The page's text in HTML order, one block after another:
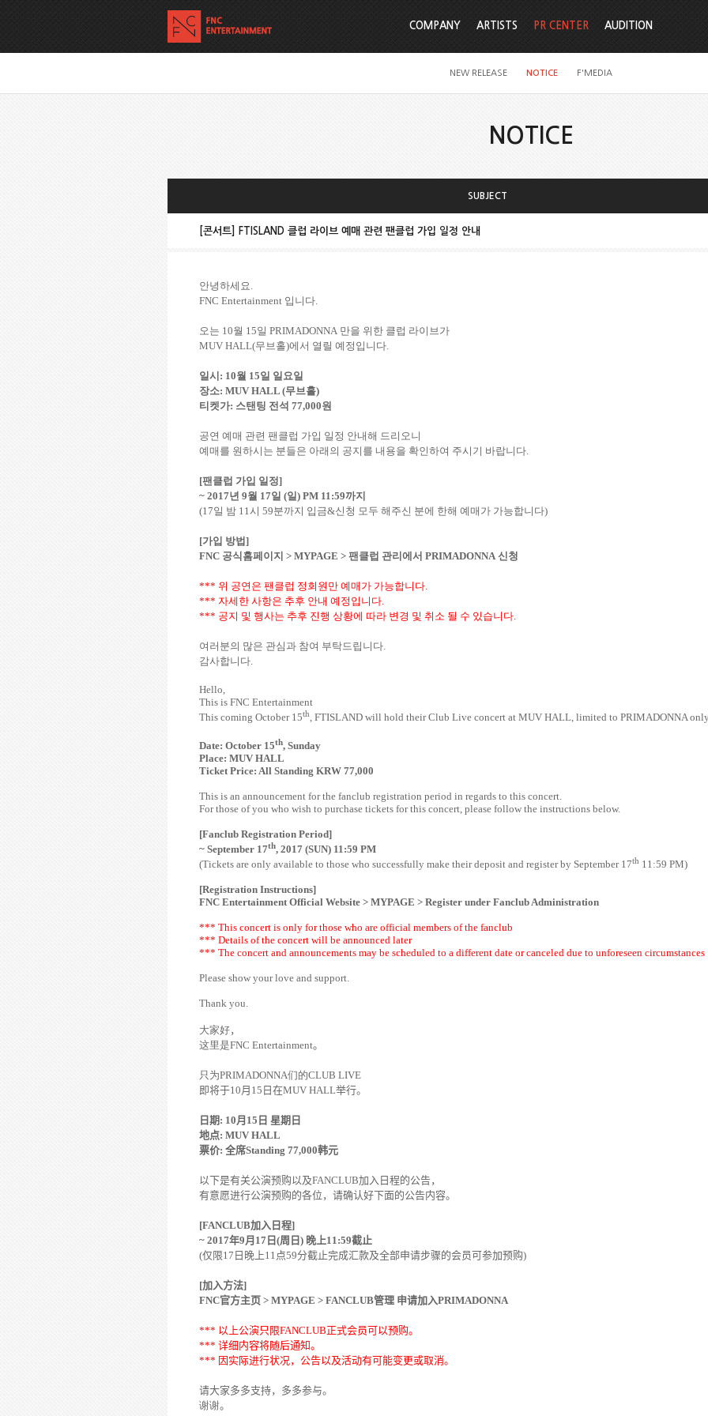
COMPANY ARTISTS PR CENTER
NEW RELEASE NOTICE F'MEDIA
AUDITION
NOTICE
SUBJECT
[콘서트] FTISLAND 클럽 라이브 예매 관련 팬클럽 가입 일정 안내
안녕하세요.
FNC Entertainment 입니다.
오는 10월 15일 PRIMADONNA 만을 위한 클럽 라이브가
MUV HALL(무브홀)에서 열릴 예정입니다.
일시 : 10월 15일 일요일
장소: MUV HALL (무브홀)
티켓가: 스탠팅 전석 77,000원
공연 예매 관련 팬클럽 가입 일정 안내해 드리오니
예매를 원하시는 분들은 아래의 공지를 내용을 확인하여 주시기 바랍니다.
[팬클럽 가입 일정]
~ 2017년 9월 17일 (일) PM 11:59까지
(17일 밤 11시 59분까지 입금&신청 모두 해주신 분에 한해 예매가 가능합니다)
[가입 방법 ]
FNC 공식홈페이지 > MYPAGE > 팬클럽 관리에서 PRIMADONNA 신청
*** 위 공연은 팬클럽 정회원만 예매가 가능합니다.
*** 자세한 사항은 추후 안내 예정입니다.
*** 공지 및 행사는 추후 진행 상황에 따라 변경 및 취소 될 수 있습니다.
여러분의 많은 관심과 참여 부탁드립니다.
감사합니다.
Hello,
This is FNC Entertainment
This coming October 15th, FTISLAND will hold their Club Live concert at MUV HALL, limited to PRIMADONNA
Date: October 15th, Sunday
Place: MUV HALL
Ticket Price: All Standing KRW 77,000
This is an announcement for the fanclub registration period in regards to this concert.
For those of you who wish to purchase tickets for this concert, please follow the instructions below.
[Fanclub Registration Period]
~ September 17th, 2017 (SUN) 11:59 PM
(Tickets are only available to those who successfully make their deposit and register by September 17th 11:59 PM)
[Registration Instructions]
FNC Entertainment Official Website > MYPAGE > Register under Fanclub Administration
*** This concert is only for those who are official members of the fanclub
*** Details of the concert will be announced later
*** The concert and announcements may be scheduled to a different date or canceled due to unforeseen circumstances
Please show your love and support.
Thank you.
大家好，
这里是FNC Entertainment。
只为PRIMADONNA们的CLUB LIVE
即将于10月 15 日在MUV HALL举行。
日期 : 10月 15 日 星期日
地点: MUV HALL
票价: 全席Standing 77,000韩元
以下是有关公演预购以及FANCLUB加入日程的公告，
有意愿进行公演预购的各位， 请确认好下面的公告内容。
[FANCLUB加入日程]
~ 2017年9月 17 日 (周日 ) 晚上11:59截止
(仅 限17 日 晚 上11 点59分截止完成汇款及全部申请步骤的会员可参加预购)
[加入方法]
FNC官方主页 > MYPAGE > FANCLUB管理 申请加入PRIMADONNA
*** 以上公演只限FANCLUB正式会员可以预购。
*** 详细内容将随后通知。
*** 因 实际进行状况，公告以及活动有可能变更或取消。
请大家多多支持，多多参与。
谢谢。